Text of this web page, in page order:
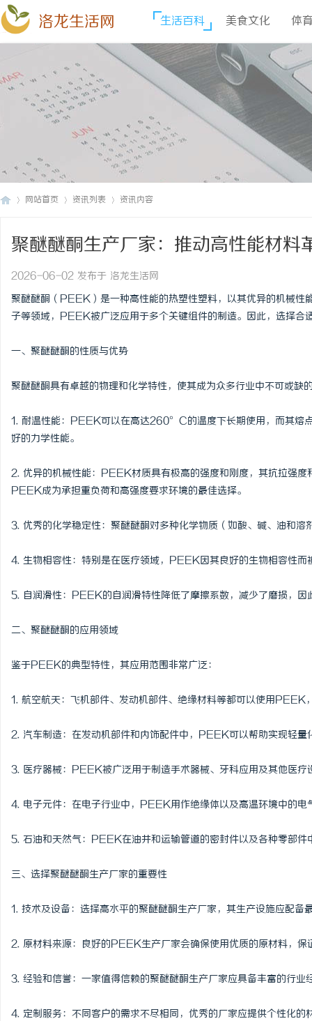
洛龙生活网 生活百科 美食文化 体
网站首页 资讯列表 资讯内容
聚醚醚酮生产厂家：推动高性能材料
2026-06-02 发布于 洛龙生活网
聚醚醚酮（PEEK）是一种高性能的热塑性塑料，以其优异的机械性
子等领域，PEEK被广泛应用于多个关键组件的制造。因此，选择合
一、聚醚醚酮的性质与优势
聚醚醚酮具有卓越的物理和化学特性，使其成为众多行业中不可或缺
1. 耐温性能：PEEK可以在高达260°C的温度下长期使用，而其熔
好的力学性能。
2. 优异的机械性能：PEEK材质具有极高的强度和刚度，其抗拉强
PEEK成为承担重负荷和高强度要求环境的最佳选择。
3. 优秀的化学稳定性：聚醚醚酮对多种化学物质（如酸、碱、油和
4. 生物相容性：特别是在医疗领域，PEEK因其良好的生物相容性
5. 自润滑性：PEEK的自润滑特性降低了摩擦系数，减少了磨损，
二、聚醚醚酮的应用领域
鉴于PEEK的典型特性，其应用范围非常广泛：
1. 航空航天：飞机部件、发动机部件、绝缘材料等都可以使用PEEK
2. 汽车制造：在发动机部件和内饰配件中，PEEK可以帮助实现轻量
3. 医疗器械：PEEK被广泛用于制造手术器械、牙科应用及其他医
4. 电子元件：在电子行业中，PEEK用作绝缘体以及高温环境中的电
5. 石油和天然气：PEEK在油井和运输管道的密封件以及各种零部
三、选择聚醚醚酮生产厂家的重要性
1. 技术及设备：选择高水平的聚醚醚酮生产厂家，其生产设施应配备
2. 原材料来源：良好的PEEK生产厂家会确保使用优质的原材料，保
3. 经验和信誉：一家值得信赖的聚醚醚酮生产厂家应具备丰富的行业
4. 定制服务：不同客户的需求不尽相同，优秀的厂家应提供个性化